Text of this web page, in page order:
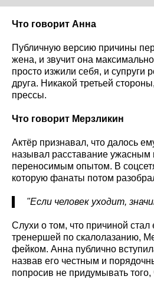
Что говорит Анна
Публичную версию причины
жена, и звучит она
просто изжили себя, и супруги
друга. Никакой третьей
прессы.
Что говорит Мерзликин
Актёр признавал, что далось
называл расставание ужасным
переносимым опытом. В
которую фанаты потом
"Если человек уходит,
Слухи о том, что причиной
тренершей по скалолазанию,
фейком. Анна публично
назвав его честным и
попросив не придумывать того,